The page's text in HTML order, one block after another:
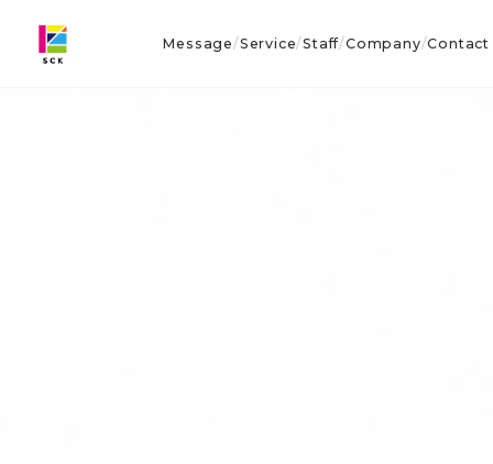
Message/Service/Staff/Company/Contact